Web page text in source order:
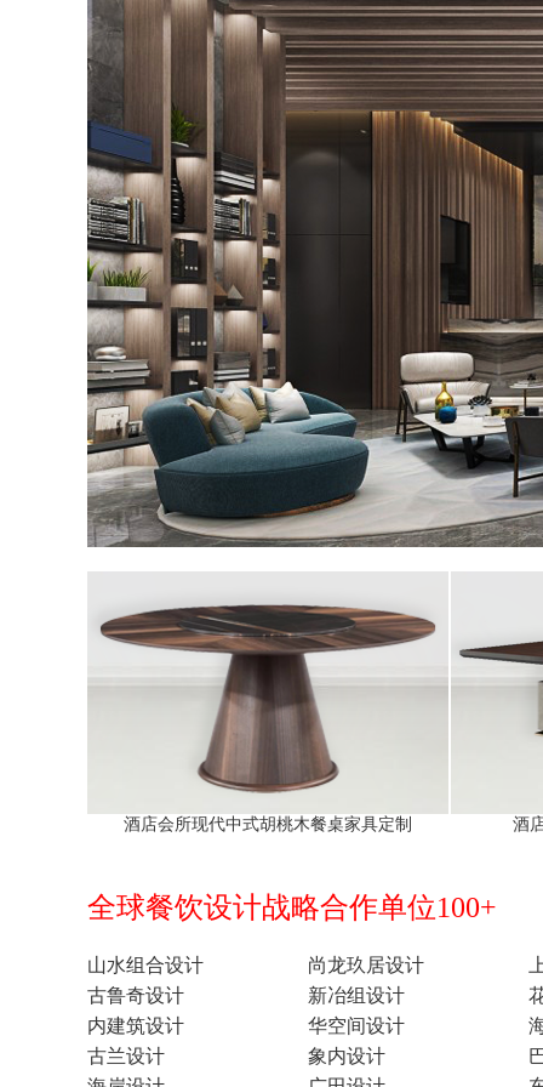
酒店会所现代中式胡桃木餐桌家具定制 酒
全球餐饮设计战略合作单位100+
山水组合设计 尚龙玖居设计
古鲁奇设计
新冶组设计
内建筑设计
华空间设计
古兰设计
象内设计